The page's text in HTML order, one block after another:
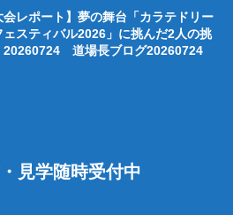
会レポート】夢の舞台「カラテドリー
ェスティバル2026」に挑んだ2人の挑
道場長ブログ20260724
見学随時受付中